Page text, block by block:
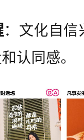
：文化自
认同感。